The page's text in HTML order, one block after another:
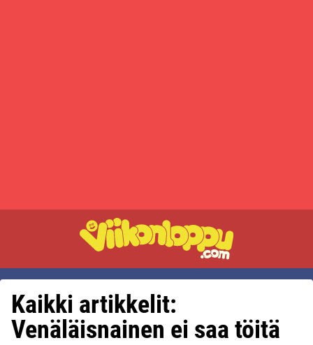
Kaikki artikkelit:
Venäläisnainen ei saa töitä